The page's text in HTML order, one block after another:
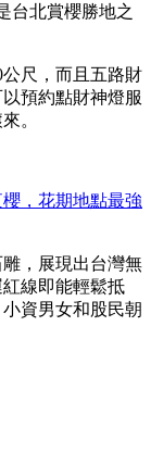
台北賞櫻勝地之
尺，而且五路財
預約點財神燈服
。
，花期地點最強
，展現出台灣無
線即能輕鬆抵
資男女和股民朝